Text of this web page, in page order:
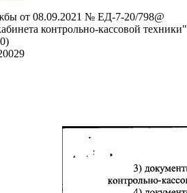
от 08.09.2021 № ЕД-7-20/798@
контрольно-кассовой техники"